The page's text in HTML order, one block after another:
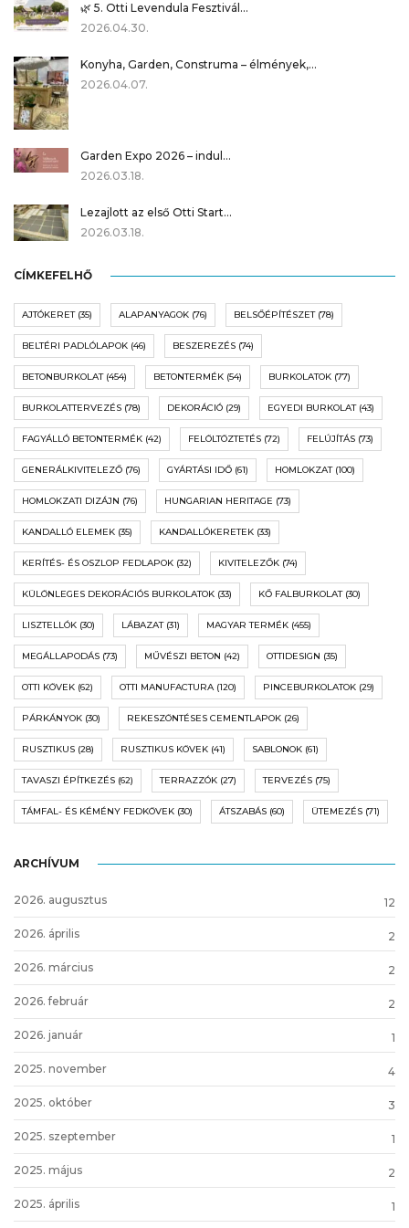
🌿 5. Otti Levendula Fesztivál…
2026.04.30.
Konyha, Garden, Construma – élmények,…
2026.04.07.
Garden Expo 2026 – indul…
2026.03.18.
Lezajlott az első Otti Start…
2026.03.18.
CÍMKEFELHŐ
AJTÓKERET(35) ALAPANYAGOK (76) BELSŐÉPÍTÉSZET(78)
BELTÉRI PADLÓLAPOK (46) BESZEREZÉS (74)
BETONBURKOLAT(454) BETONTERMÉK (54) BURKOLATOK (77)
BURKOLATTERVEZÉS (78) DEKORÁCIÓ (29) EGYEDI BURKOLAT(43)
FAGYÁLLÓ BETONTERMÉK (42) FELÖLTÖZTETÉS (72) FELÚJÍTÁS (73)
GENERÁLKIVITELEZŐ (76) GYÁRTÁSI IDŐ (61) HOMLOKZAT(100)
HOMLOKZATI DIZÁJN (76) HUNGARIAN HERITAGE (73)
KANDALLÓ ELEMEK (35) KANDALLÓKERETEK (33)
KERÍTÉS- ÉS OSZLOP FEDLAPOK (32) KIVITELEZŐK (74)
KÜLÖNLEGES DEKORÁCIÓS BURKOLATOK (33) KŐ FALBURKOLAT(30)
LISZTELLÓK (30) LÁBAZAT(31) MAGYAR TERMÉK (455)
MEGÁLLAPODÁS (73) MŰVÉSZI BETON (42) OTTIDESIGN (35)
OTTI KÖVEK (62) OTTI MANUFACTURA(120) PINCEBURKOLATOK (29)
PÁRKÁNYOK (30) REKESZÖNTÉSES CEMENTLAPOK (26)
RUSZTIKUS (28) RUSZTIKUS KÖVEK (41) SABLONOK (61)
TAVASZI ÉPÍTKEZÉS (62) TERRAZZÓK (27) TERVEZÉS (75)
TÁMFAL- ÉS KÉMÉNY FEDKÖVEK (30) ÁTSZABÁS (60) ÜTEMEZÉS (71)
ARCHÍVUM
2026. augusztus 12
2026. április 2
2026. március 2
2026. február 2
2026. január 1
2025. november 4
2025. október 3
2025. szeptember 1
2025. május 2
2025. április 1